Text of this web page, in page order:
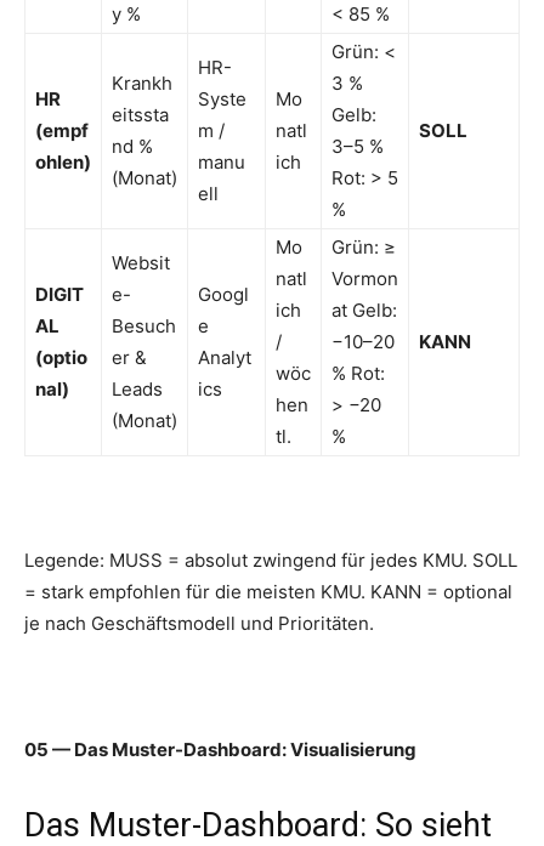
y %
< 85 %
HR
(empf
ohlen)
Krankh
eitssta
nd %
(Monat)
HR-
Syste
m /
manu
ell
Mo
natl
ich
Grün: <
3 %
Gelb:
3–5 %
Rot: > 5
%
SOLL
DIGIT
AL
(optio
nal)
Websit
e-
Besuch
er &
Leads
(Monat)
Googl
e
Analyt
ics
Mo
natl
ich
/
wöc
hen
tl.
Grün: ≥
Vormon
at Gelb:
−10–20
% Rot:
> −20
%
KANN
Legende: MUSS = absolut zwingend für jedes KMU. SOLL
= stark empfohlen für die meisten KMU. KANN = optional
je nach Geschäftsmodell und Prioritäten.
05 — Das Muster-Dashboard: Visualisierung
Das Muster-Dashboard: So sieht